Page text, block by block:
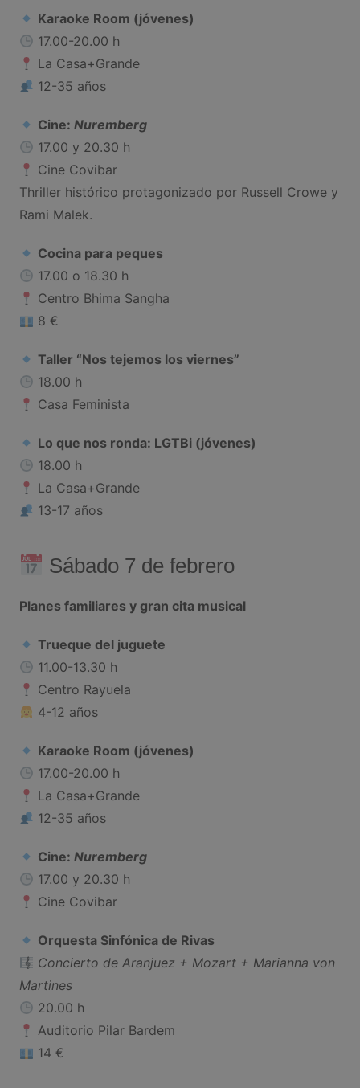
Karaoke Room (jóvenes)
17.00-20.00 h
La Casa+Grande
12-35 años
Cine:Nuremberg
17.00 y 20.30 h
Cine Covibar
Thriller histórico protagonizado por Russell Crowe y
Rami Malek.
Cocina para peques
17.00 o 18.30 h
Centro Bhima Sangha
8 €
Taller “Nos tejemos los viernes”
18.00 h
Casa Feminista
Lo que nos ronda: LGTBi (jóvenes)
18.00 h
La Casa+Grande
13-17 años
Sábado 7 de febrero
Planes familiares y gran cita musical
Trueque del juguete
11.00-13.30 h
Centro Rayuela
4-12 años
Karaoke Room (jóvenes)
17.00-20.00 h
La Casa+Grande
12-35 años
Cine:Nuremberg
17.00 y 20.30 h
Cine Covibar
Orquesta Sinfónica de Rivas
Concierto de Aranjuez + Mozart + Marianna von
Martines
20.00 h
Auditorio Pilar Bardem
14 €